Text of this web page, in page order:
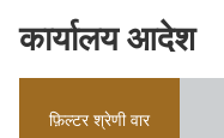
कार्यालय आदेश
फ़िल्टर श्रेणी वार